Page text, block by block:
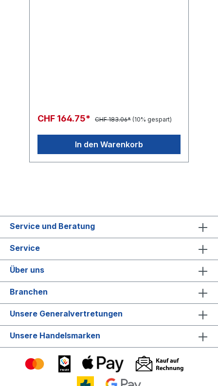
CHF 164.75* CHF 183.06* (10% gespart)
In den Warenkorb
Service und Beratung
Service
Über uns
Branchen
Unsere Generalvertretungen
Unsere Handelsmarken